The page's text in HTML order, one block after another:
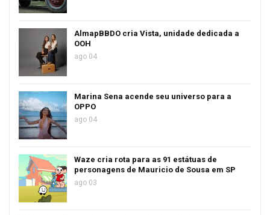
AlmapBBDO cria Vista, unidade dedicada a
OOH
ago 04
Marina Sena acende seu universo para a
OPPO
ago 04
Waze cria rota para as 91 estátuas de
personagens de Mauricio de Sousa em SP
ago 03